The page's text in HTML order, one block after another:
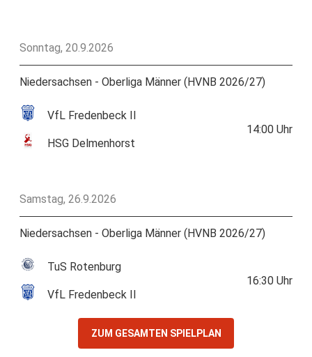
Sonntag, 20.9.2026
Niedersachsen - Oberliga Männer (HVNB 2026/27)
VfL Fredenbeck II
HSG Delmenhorst
14:00 Uhr
Samstag, 26.9.2026
Niedersachsen - Oberliga Männer (HVNB 2026/27)
TuS Rotenburg
VfL Fredenbeck II
16:30 Uhr
ZUM GESAMTEN SPIELPLAN